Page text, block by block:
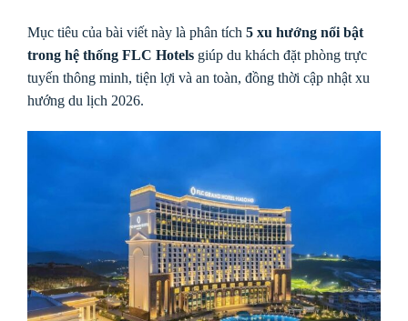
Mục tiêu của bài viết này là phân tích 5 xu hướng nổi bật
trong hệ thống FLC Hotels giúp du khách đặt phòng trực
tuyến thông minh, tiện lợi và an toàn, đồng thời cập nhật xu
hướng du lịch 2026.